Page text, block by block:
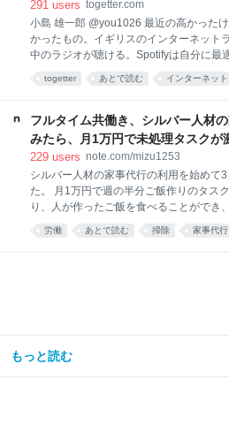
ださい。 ※このページのリンクからご購
一部収益がサイトに還元され運営費にな
がとうございます！
り物理的な機械」「この質感で鎮座
291 users togetter.com
小島 雄一郎 @you1026 最近の高かった
かったもの。イギリスのインターネット
中のラジオが聴ける。Spotifyは自分に最
と、その国の雰囲気とかと一緒に音楽が
こっちがいい。 pic.x.com/Qf4rbfrpij
10:48:11
togetter あとで読む インターネット
フルタイム共働き、シルバー人材
みたら、月1万円で未処理タスクが
した話。｜みず
229 users note.com/mizu1253
シルバー人材の家事代行の利用を始めて
た。 月1万円で週の半分ご飯作りのタス
り、人が作ったご飯を食べることができ
なくなり、トイレ掃除は頻度が半分くら
が1人。 毎日時間との戦い。 私は仕事終
楽しくテキパキとできる方ではない。つ
労働 あとで読む 掃除 家事代行
もっと読む